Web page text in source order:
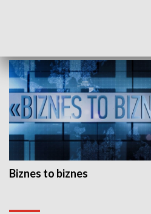
Biznes to biznes